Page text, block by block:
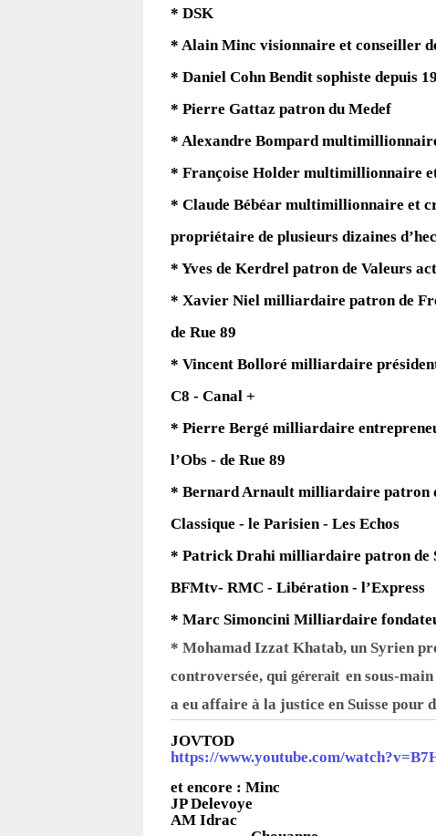
* DSK
* Alain Minc visionnaire et conseiller
* Daniel Cohn Bendit sophiste depuis
* Pierre Gattaz patron du Medef
* Alexandre Bompard
* Françoise Holder multimillionnaire
* Claude Bébéar multimillionnaire et
propriétaire de plusieurs dizaines
* Yves de Kerdrel patron de Valeurs
* Xavier Niel milliardaire patron de
de Rue 89
* Vincent Bolloré milliardaire
C8 - Canal +
* Pierre Bergé milliardaire
l’Obs - de Rue 89
* Bernard Arnault milliardaire patron
Classique - le Parisien - Les Echos
* Patrick Drahi milliardaire patron de
BFMtv- RMC - Libération - l’Express
* Marc Simoncini Milliardaire
* Mohamad Izzat Khatab, un Syrien
controversée, qui gérerait en sous-
a eu affaire à la justice en Suisse pour
JOVTOD
https://www.youtube.com/
et encore : Minc
JP Delevoye
AM